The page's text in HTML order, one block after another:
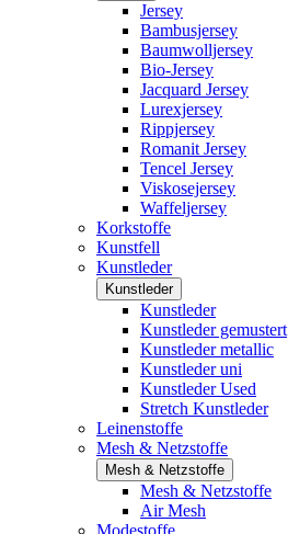
Jersey
Bambusjersey
Baumwolljersey
Bio-Jersey
Jacquard Jersey
Lurexjersey
Rippjersey
Romanit Jersey
Tencel Jersey
Viskosejersey
Waffeljersey
Korkstoffe
Kunstfell
Kunstleder
Kunstleder
Kunstleder
Kunstleder gemustert
Kunstleder metallic
Kunstleder uni
Kunstleder Used
Stretch Kunstleder
Leinenstoffe
Mesh & Netzstoffe
Mesh & Netzstoffe
Mesh & Netzstoffe
Air Mesh
Modestoffe